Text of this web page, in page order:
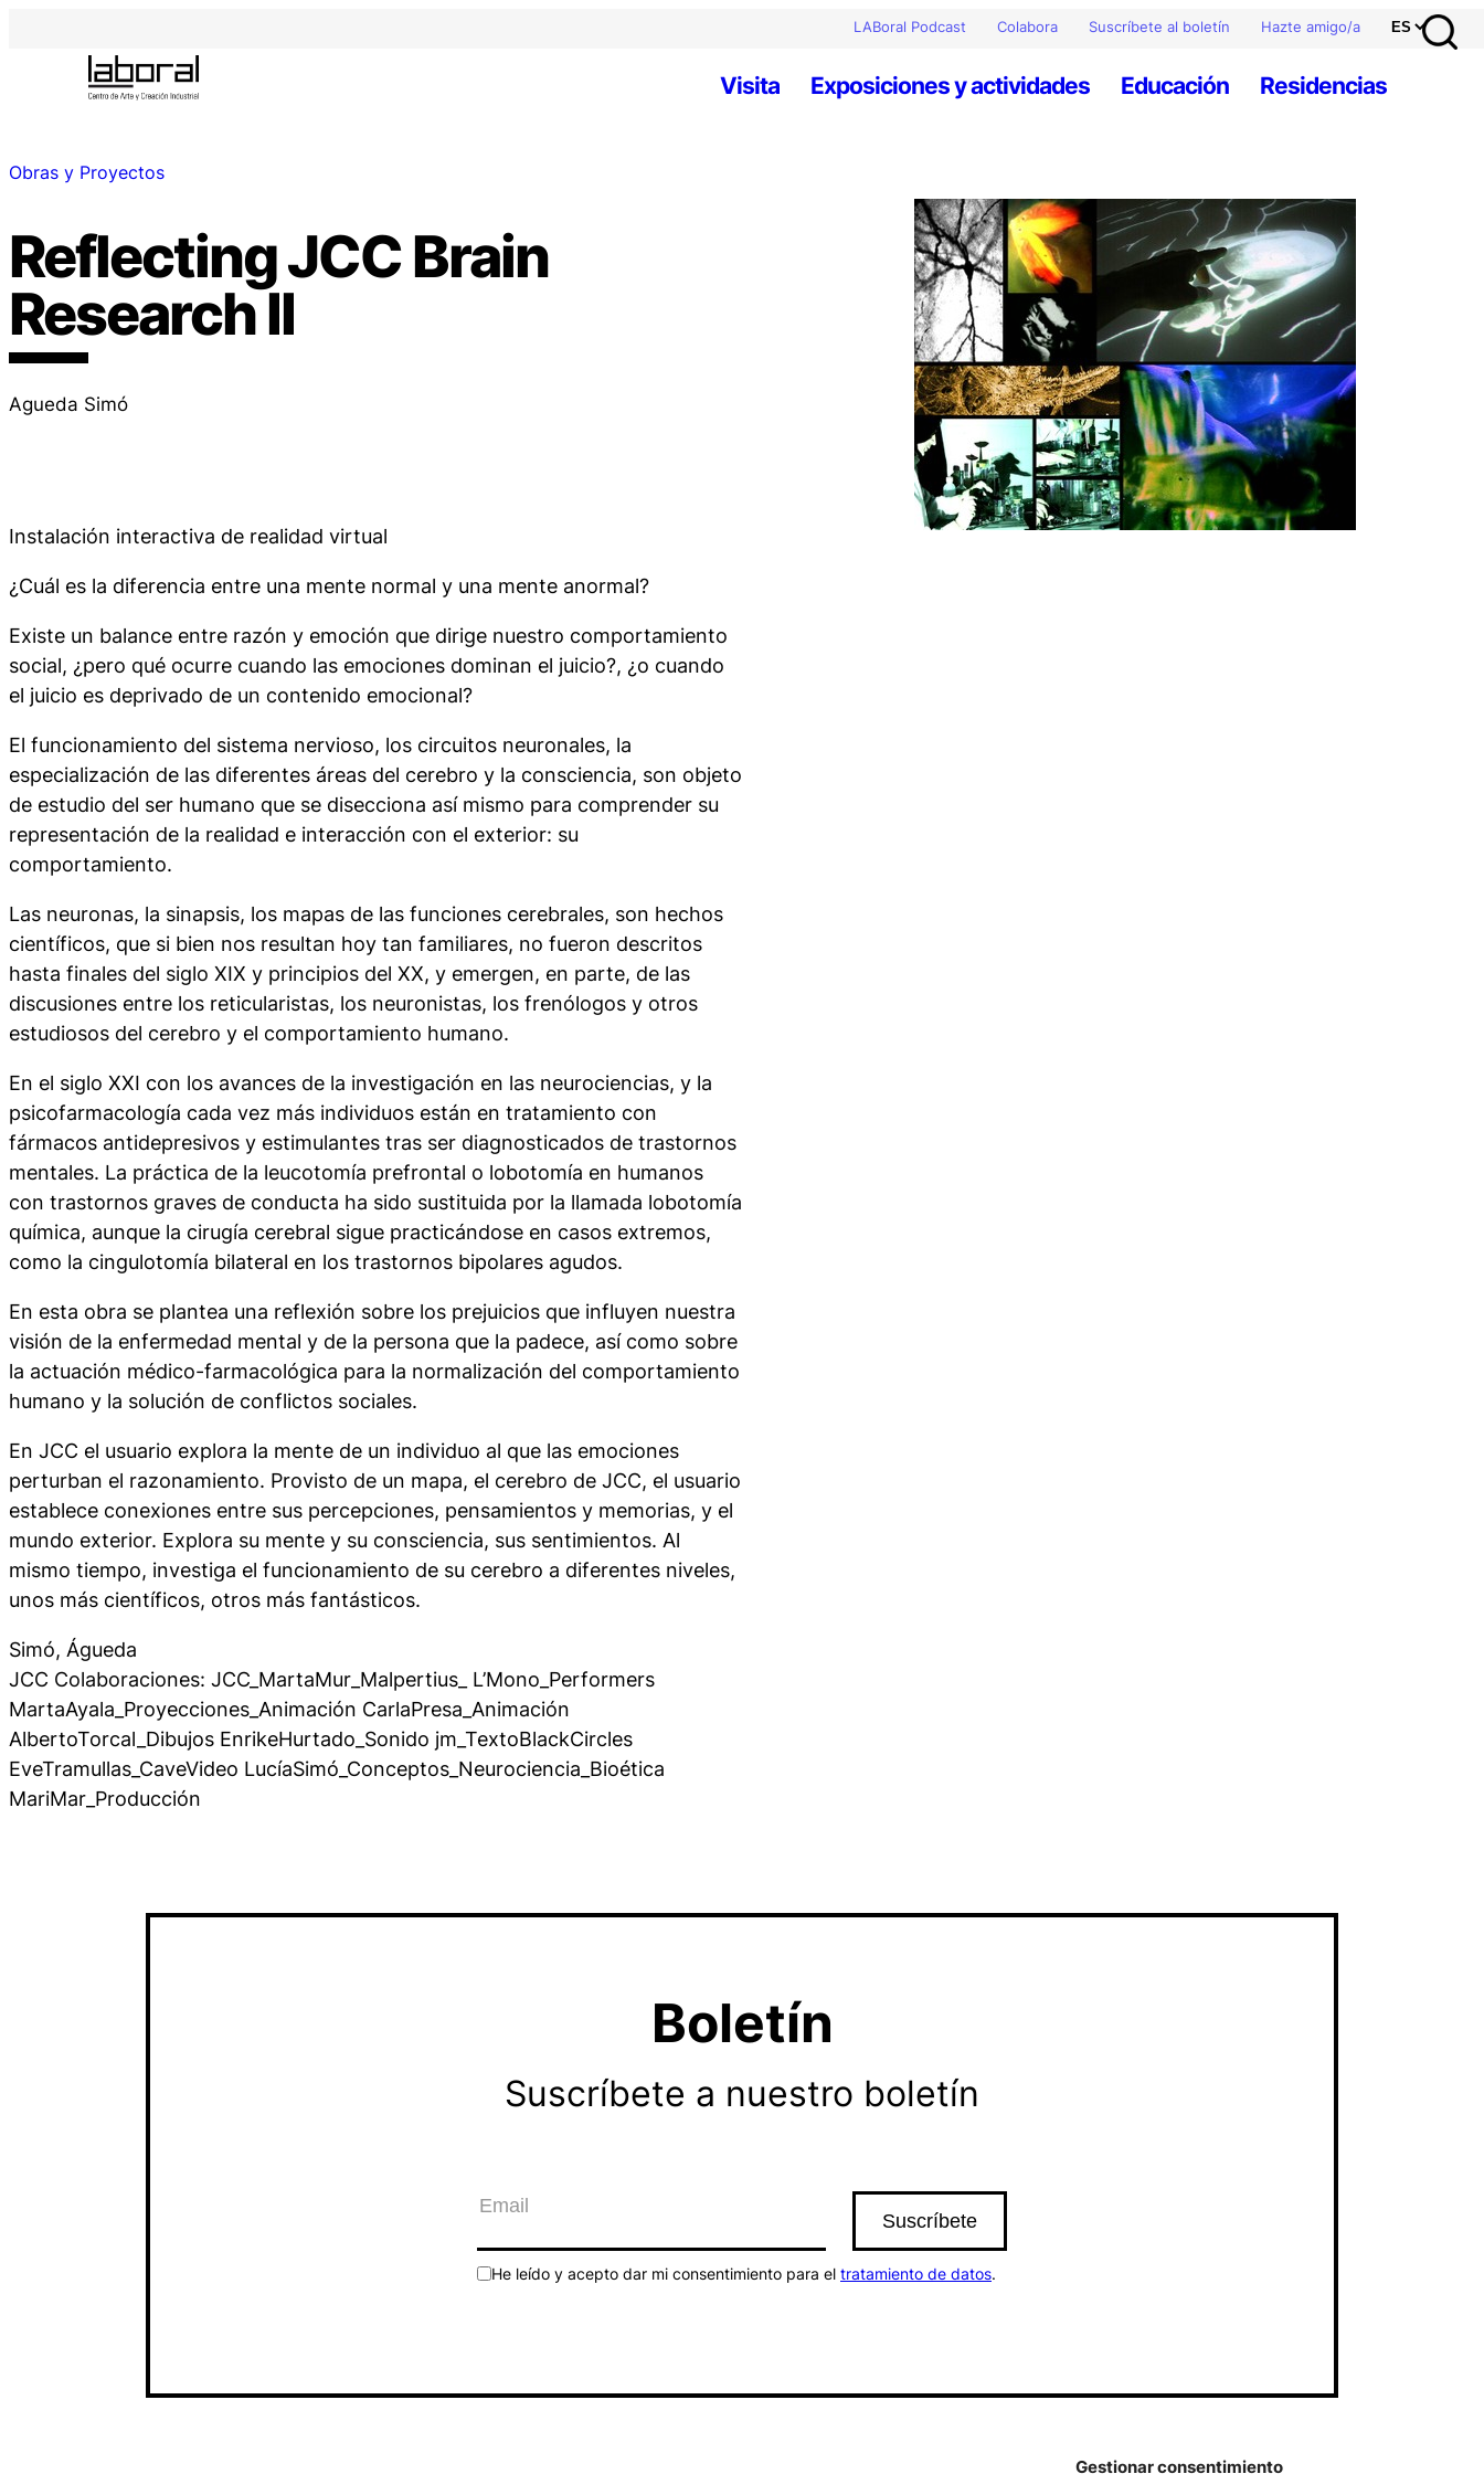
Gestionar consentimiento
LABoral Podcast Colabora Suscríbete al boletín Hazte amigo/a
Visita Exposiciones y actividades Educación Residencias
Obras y Proyectos
Reflecting JCC Brain
Research II
Agueda Simó
Instalación interactiva de realidad virtual
¿Cuál es la diferencia entre una mente normal y una mente anormal?
Existe un balance entre razón y emoción que dirige nuestro comportamiento
social, ¿pero qué ocurre cuando las emociones dominan el juicio?, ¿o cuando
el juicio es deprivado de un contenido emocional?
El funcionamiento del sistema nervioso, los circuitos neuronales, la
especialización de las diferentes áreas del cerebro y la consciencia, son objeto
de estudio del ser humano que se disecciona así mismo para comprender su
representación de la realidad e interacción con el exterior: su
comportamiento.
Las neuronas, la sinapsis, los mapas de las funciones cerebrales, son hechos
científicos, que si bien nos resultan hoy tan familiares, no fueron descritos
hasta finales del siglo XIX y principios del XX, y emergen, en parte, de las
discusiones entre los reticularistas, los neuronistas, los frenólogos y otros
estudiosos del cerebro y el comportamiento humano.
En el siglo XXI con los avances de la investigación en las neurociencias, y la
psicofarmacología cada vez más individuos están en tratamiento con
fármacos antidepresivos y estimulantes tras ser diagnosticados de trastornos
mentales. La práctica de la leucotomía prefrontal o lobotomía en humanos
con trastornos graves de conducta ha sido sustituida por la llamada lobotomía
química, aunque la cirugía cerebral sigue practicándose en casos extremos,
como la cingulotomía bilateral en los trastornos bipolares agudos.
En esta obra se plantea una reflexión sobre los prejuicios que influyen nuestra
visión de la enfermedad mental y de la persona que la padece, así como sobre
la actuación médico-farmacológica para la normalización del comportamiento
humano y la solución de conflictos sociales.
En JCC el usuario explora la mente de un individuo al que las emociones
perturban el razonamiento. Provisto de un mapa, el cerebro de JCC, el usuario
establece conexiones entre sus percepciones, pensamientos y memorias, y el
mundo exterior. Explora su mente y su consciencia, sus sentimientos. Al
mismo tiempo, investiga el funcionamiento de su cerebro a diferentes niveles,
unos más científicos, otros más fantásticos.
Simó, Águeda
JCC Colaboraciones: JCC_MartaMur_Malpertius_ L’Mono_Performers
MartaAyala_Proyecciones_Animación CarlaPresa_Animación
AlbertoTorcal_Dibujos EnrikeHurtado_Sonido jm_TextoBlackCircles
EveTramullas_CaveVideo LucíaSimó_Conceptos_Neurociencia_Bioética
MariMar_Producción
Boletín
Suscríbete a nuestro boletín
He leído y acepto dar mi consentimiento para el tratamiento de datos.